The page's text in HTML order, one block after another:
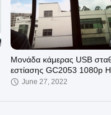
#CameraModule
#Sinoseen
Μονάδα κάμερας USB
εστίασης GC2053 1080p
June 27, 2022